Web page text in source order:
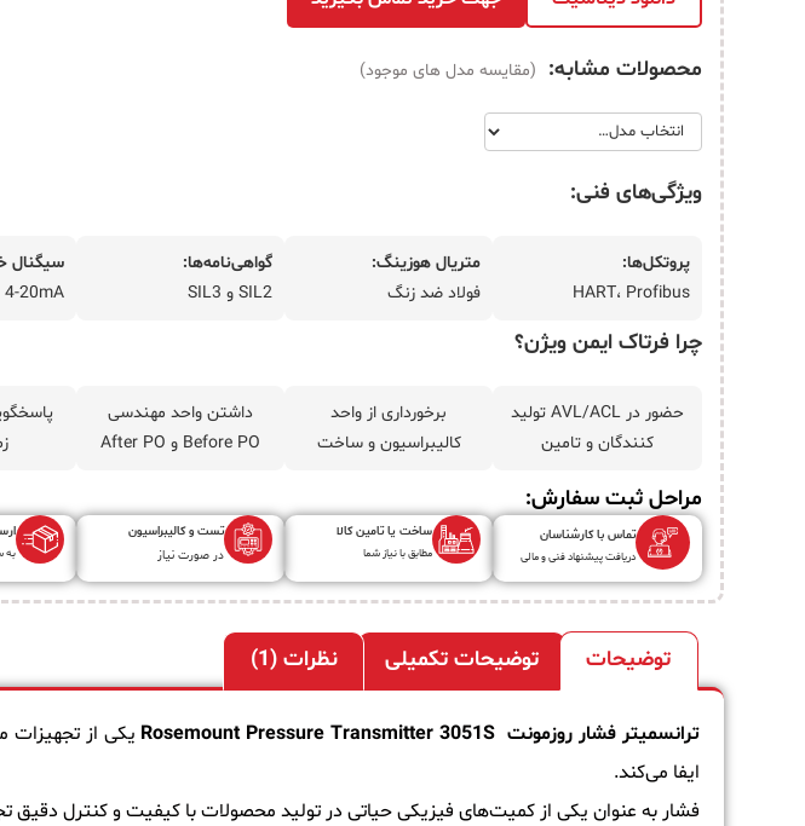
تماس با ما
درباره ما
محصولات مشابه: (مقایسه مدل های موجود)
ویژگی‌های فنی:
پروتکل‌ها:
HART، Profibus
متریال هوزینگ:
فولاد ضد زنگ
گواهی‌نامه‌ها:
SIL2 و SIL3
سیگنال
4-20mA
چرا فرتاک ایمن ویژن؟
حضور در AVL/ACL تولید
کنندگان و تامین
برخورداری از واحد
کالیبراسیون و ساخت
داشتن واحد مهندسی
Before PO و After PO
مراحل ثبت سفارش:
تماس با کارشناسان
دریافت پیشنهاد فنی و مالی
ساخت یا تامین کالا
مطابق با نیاز شما
تست و کالیبراسیون
در صورت نیاز
به
توضیحات توضیحات تکمیلی نظرات (1)
ترانسمیتر فشار روزمونت RosemountPressure Transmitter 3051S
یکی از
ایفا می‌کند.
فشار به عنوان یکی از کمیت‌های فیزیکی حیاتی در تولید محصولات با کیفیت و کنترل دقیق